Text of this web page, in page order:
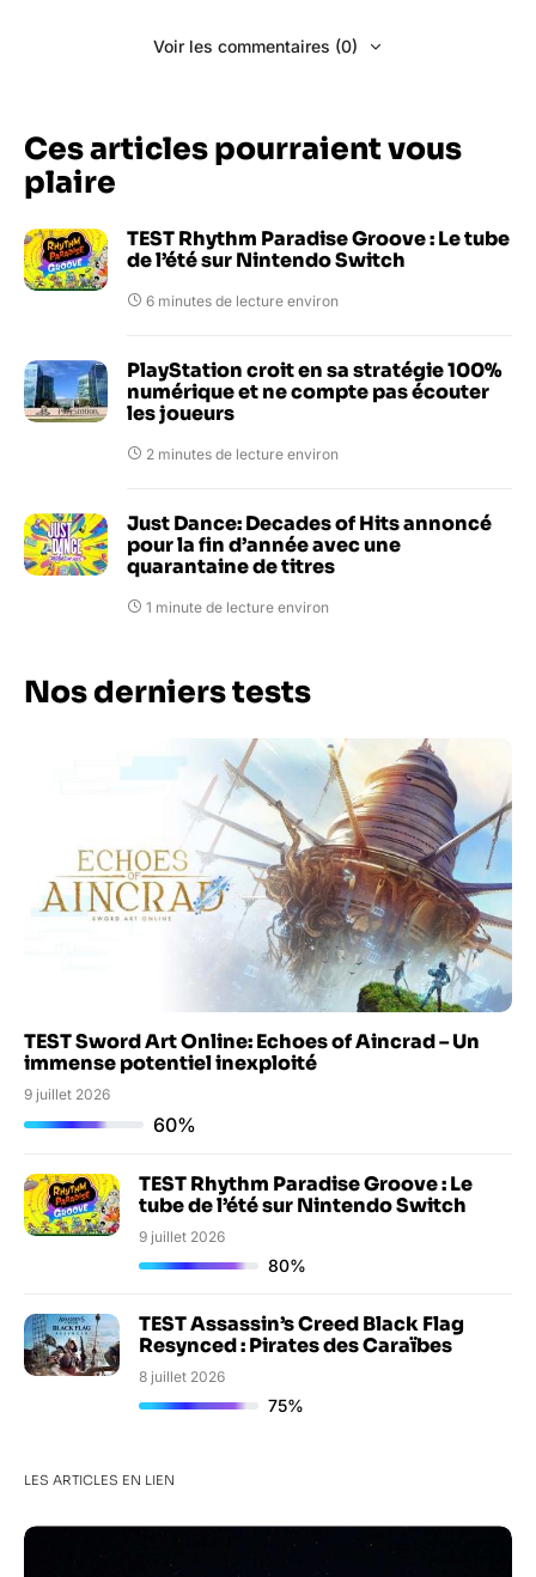
Voir les commentaires (0)
Ces articles pourraient vous
plaire
TEST Rhythm Paradise Groove : Le tube
de l’été sur Nintendo Switch
6 minutes de lecture environ
PlayStation croit en sa stratégie 100%
numérique et ne compte pas écouter
les joueurs
2 minutes de lecture environ
Just Dance: Decades of Hits annoncé
pour la fin d’année avec une
quarantaine de titres
1 minute de lecture environ
Nos derniers tests
TEST Sword Art Online: Echoes of Aincrad – Un
immense potentiel inexploité
9 juillet 2026
60%
TEST Rhythm Paradise Groove : Le
tube de l’été sur Nintendo Switch
9 juillet 2026
80%
TEST Assassin’s Creed Black Flag
Resynced : Pirates des Caraïbes
8 juillet 2026
75%
LES ARTICLES EN LIEN